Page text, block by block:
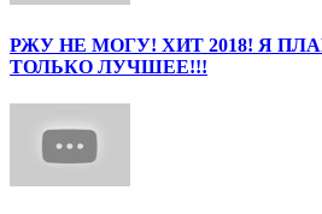
РЖУ НЕ МОГУ! ХИТ 2018! Я
ТОЛЬКО ЛУЧШЕЕ!!!